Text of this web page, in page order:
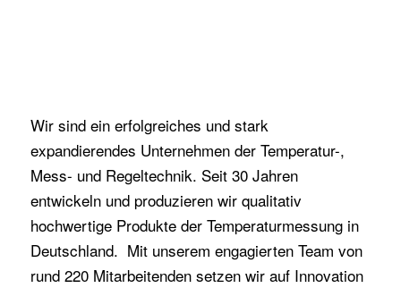
Wir sind ein erfolgreiches und stark
expandierendes Unternehmen der Temperatur-,
Mess- und Regeltechnik. Seit 30 Jahren
entwickeln und produzieren wir qualitativ
hochwertige Produkte der Temperaturmessung in
Deutschland. Mit unserem engagierten Team von
rund 220 Mitarbeitenden setzen wir auf Innovation